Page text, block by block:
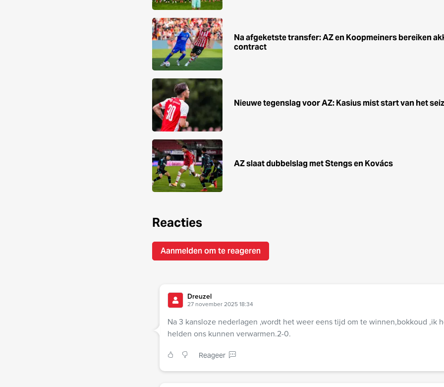
Na afgeketste transfer: AZ en Koopmeiners bereiken
contract
Nieuwe tegenslag voor AZ: Kasius mist start van het
AZ slaat dubbelslag met Stengs en Kovács
Reacties
Aanmelden om te reageren
Dreuzel
27 november 2025 18:34
Na 3 kansloze nederlagen ,wordt het weer eens tijd om te winnen,bokkoud ,ik
helden ons kunnen verwarmen.2-0.
Reageer